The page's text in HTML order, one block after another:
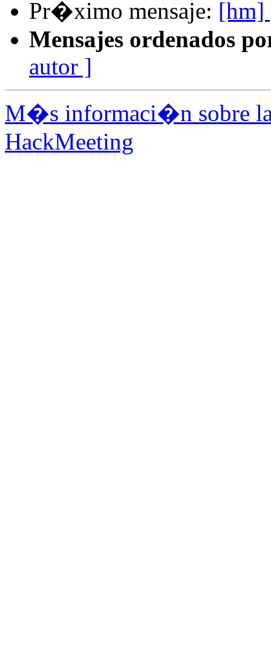
Pr�ximo mensaje: [hm]
Mensajes ordenados
autor ]
M�s informaci�n sobre
HackMeeting